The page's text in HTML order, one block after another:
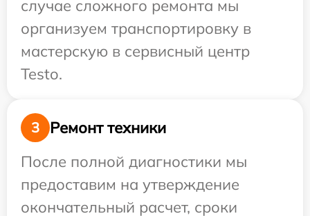
случае сложного ремонта мы
организуем транспортировку в
мастерскую в сервисный центр
Testo.
3
Ремонт техники
После полной диагностики мы
предоставим на утверждение
окончательный расчет, сроки